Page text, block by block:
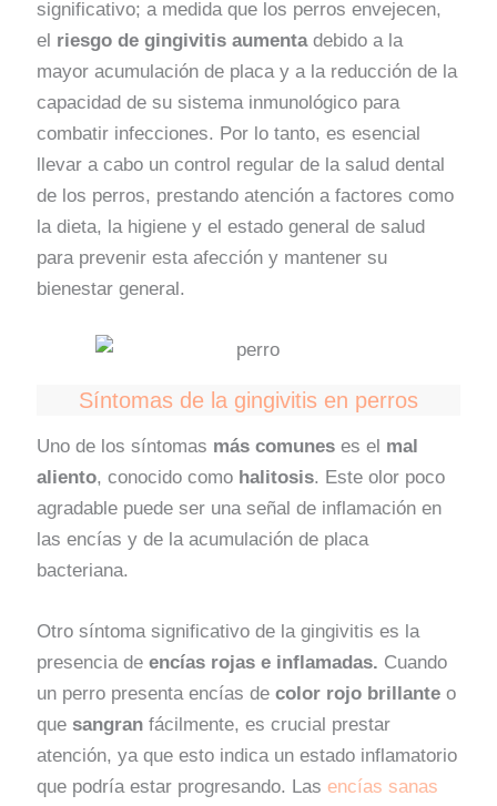
significativo; a medida que los perros envejecen,
el riesgo de gingivitis aumentadebido a la
mayor acumulación de placa y a la reducción de la
capacidad de su sistema inmunológico para
combatir infecciones. Por lo tanto, es esencial
llevar a cabo un control regular de la salud dental
de los perros, prestando atención a factores como
la dieta, la higiene y el estado general de salud
para prevenir esta afección y mantener su
bienestar general.
Síntomas de la gingivitis en perros
Uno de los síntomas más comunes es el mal
aliento, conocido como halitosis. Este olor poco
agradable puede ser una señal de inflamación en
las encías y de la acumulación de placa
bacteriana.
Otro síntoma significativo de la gingivitis es la
presencia deencías rojas e inflamadas. Cuando
un perro presenta encías decolor rojo brillante o
quesangranfácilmente, es crucial prestar
atención, ya que esto indica un estado inflamatorio
que podría estar progresando. Lasencías sanas